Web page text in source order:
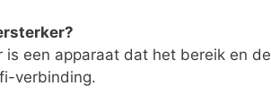
is een apparaat dat het bereik en
verbinding.